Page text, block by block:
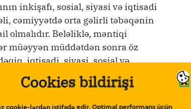
Cookies bildirişi
cookie-lərdən istifadə edir. Optimal performans üçün
inkişafı, sosial, siyasi və iqtisadi
cəmiyyətdə orta gəlirli təbəqənin
olmalıdır. Beləliklə, məntiqi
müəyyən müddətdən sonra öz
iqtisadi, siyasi, sosial və
olmalıdır.
tərəfindən dəstəklənib. İqtisadçı